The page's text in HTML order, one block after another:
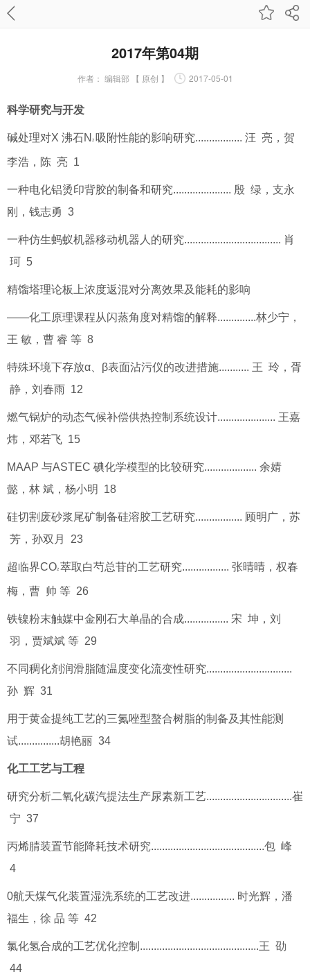
2017年第04期
作者： 编辑部 【 原创 】 2017-05-01
科学研究与开发
碱处理对X 沸石N 2 吸附性能的影响研究................. 汪 亮，贺
李浩，陈 亮 1
一种电化铝烫印背胶的制备和研究..................... 殷 绿，支永
刚，钱志勇 3
一种仿生蚂蚁机器移动机器人的研究................................... 肖
珂 5
精馏塔理论板上浓度返混对分离效果及能耗的影响
——化工原理课程从闪蒸角度对精馏的解释..............林少宁，
王 敏，曹 睿 等 8
特殊环境下存放α、β表面沾污仪的改进措施........... 王 玲，胥
静，刘春雨 12
燃气锅炉的动态气候补偿供热控制系统设计..................... 王嘉
炜，邓若飞 15
MAAP 与ASTEC 碘化学模型的比较研究................... 余婧
懿，林 斌，杨小明 18
硅切割废砂浆尾矿制备硅溶胶工艺研究................. 顾明广，苏
芳，孙双月 23
超临界CO2 萃取白芍总苷的工艺研究................. 张晴晴，权春
梅，曹 帅 等 26
铁镍粉末触媒中金刚石大单晶的合成................ 宋 坤，刘
羽，贾斌斌 等 29
不同稠化剂润滑脂随温度变化流变性研究...............................
孙 辉 31
用于黄金提纯工艺的三氮唑型螯合树脂的制备及其性能测
试...............胡艳丽 34
化工工艺与工程
研究分析二氧化碳汽提法生产尿素新工艺...............................崔
宁 37
丙烯腈装置节能降耗技术研究.........................................包 峰
4
0航天煤气化装置湿洗系统的工艺改进................ 时光辉，潘
福生，徐 品 等 42
氯化氢合成的工艺优化控制...........................................王 劭
44